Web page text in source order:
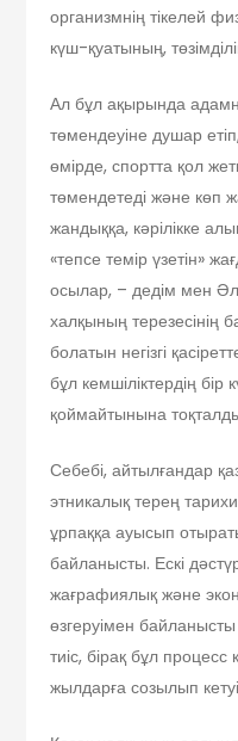
организмнің тікелей
күш-қуатының,
Ал бұл ақырында
төмендеуіне душар
өмірде, спортта қол
төмендетеді және көп
жандыққа, кәрілікке
«тепсе темір үзетін»
осылар, – дедім мен
халқының терезесінің
болатын негізгі
бұл кемшіліктердің
қоймайтынына
Себебі, айтылғандар
этникалық терең
ұрпаққа ауысып
байланысты. Ескі
жағрафиялық және
өзгеруімен
тиіс, бірақ бұл процесс
жылдарға созылып